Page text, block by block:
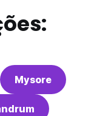
Mysore